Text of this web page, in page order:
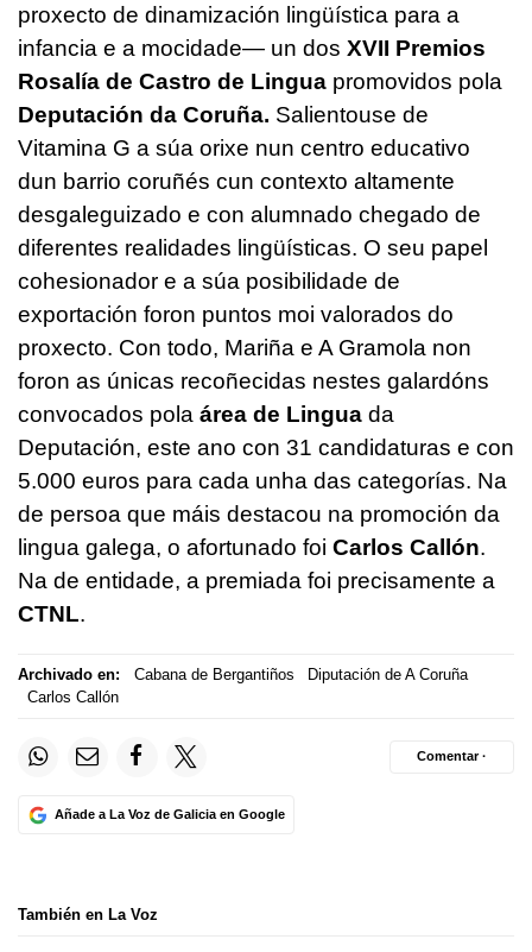
proxecto de dinamización lingüística para a
infancia e a mocidade— un dos XVII Premios
Rosalía de Castro de Lingua promovidos pola
Deputación da Coruña. Salientouse de
Vitamina G a súa orixe nun centro educativo
dun barrio coruñés cun contexto altamente
desgaleguizado e con alumnado chegado de
diferentes realidades lingüísticas. O seu papel
cohesionador e a súa posibilidade de
exportación foron puntos moi valorados do
proxecto. Con todo, Mariña e A Gramola non
foron as únicas recoñecidas nestes galardóns
convocados pola área de Lingua da
Deputación, este ano con 31 candidaturas e con
5.000 euros para cada unha das categorías. Na
de persoa que máis destacou na promoción da
lingua galega, o afortunado foi Carlos Callón.
Na de entidade, a premiada foi precisamente a
CTNL.
Archivado en: Cabana de Bergantiños
Diputación de A Coruña
Carlos Callón
Añade a La Voz de Galicia en Google
Comentar ·
También en La Voz